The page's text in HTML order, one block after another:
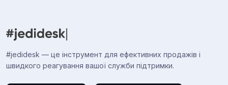
#jedidesk — це інструмент для ефективних продажів і
швидкого реагування вашої служби підтримки.